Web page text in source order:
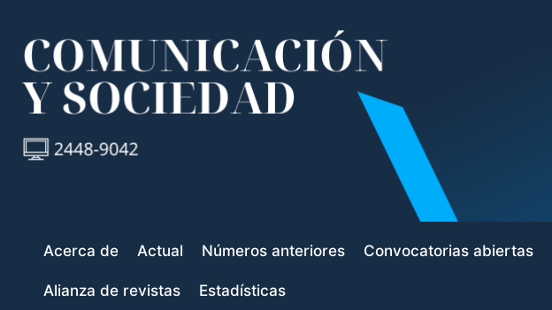
Acerca de Actual Números anteriores Convocatorias abiertas
Alianza de revistas Estadísticas